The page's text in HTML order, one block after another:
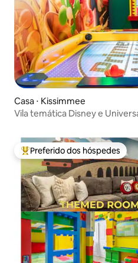
Casa ⋅ Kissimmee
Vila temática Disney e
Entre os melhores preferidos
Preferido dos hóspedes